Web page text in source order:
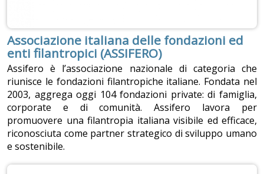
Associazione italiana delle fondazioni ed
enti filantropici (ASSIFERO)
Assifero è l’associazione nazionale di categoria che
riunisce le fondazioni filantropiche italiane. Fondata nel
2003, aggrega oggi 104 fondazioni private: di famiglia,
corporate e di comunità. Assifero lavora per
promuovere una filantropia italiana visibile ed efficace,
riconosciuta come partner strategico di sviluppo umano
e sostenibile.